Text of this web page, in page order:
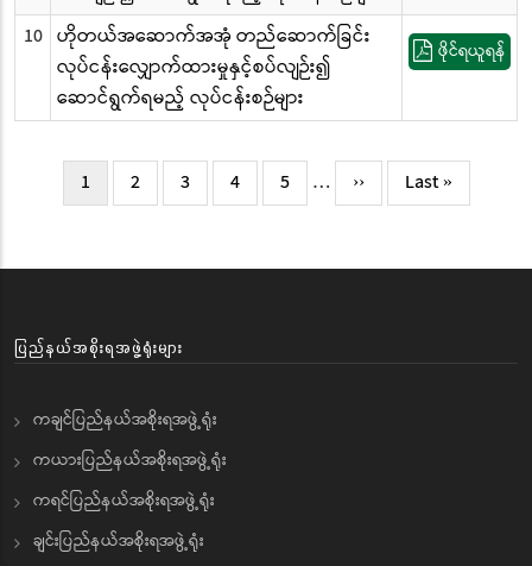
10 ဟိုတယ်အဆောက်အအုံ တည်ဆောက်ခြင်း
လုပ်ငန်းလျှောက်ထားမှုနှင့်စပ်လျဉ်း၍
ဆောင်ရွက်ရမည့် လုပ်ငန်းစဉ်များ
ဖိုင်ရယူရန်
PaginationCurrent
page
1 Page
2 Page
3 Page
4 Page
5 …
Next
page
››
Last
page
Last »
ပြည်နယ်အစိုးရအဖွဲ့ရုံးများ
ကချင်ပြည်နယ်အစိုးရအဖွဲ့ရုံး
ကယားပြည်နယ်အစိုးရအဖွဲ့ရုံး
ကရင်ပြည်နယ်အစိုးရအဖွဲ့ရုံး
ချင်းပြည်နယ်အစိုးရအဖွဲ့ရုံး